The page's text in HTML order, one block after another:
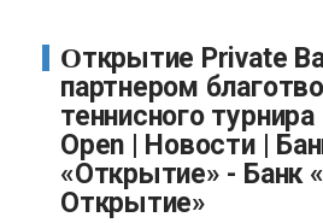
Открытие Private Banking стал
партнером
теннисного
Open | Новости |
«Открытие» - Банк
Открытие»